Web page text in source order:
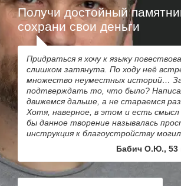
Получи достойный
сохрани свои деньги
Придраться я хочу к языку
слишком затянута. По ходу неё
множество неуместных историй…
подтверждать то, что было?
движемся дальше, а не стараемся
Хотя, наверное, в этом и есть смысл
бы данное творение называлась
инструкция к благоустройству могил.
Бабич О.Ю., 53